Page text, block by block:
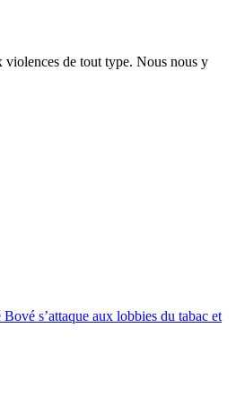
violences de tout type. Nous nous y
Bové s’attaque aux lobbies du tabac et